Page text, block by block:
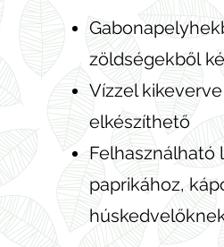
zöldségekből
Vízzel
elkészíthető
paprikához,